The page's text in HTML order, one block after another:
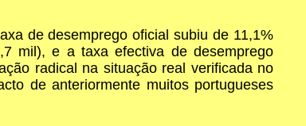
de desemprego oficial subiu de 11,1%
mil), e a taxa efectiva de desemprego
radical na situação real verificada no
de anteriormente muitos portugueses